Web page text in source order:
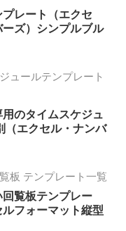
レート（エクセ
ーズ）シンプルブル
ュールテンプレート
のタイムスケジュ
（エクセル・ナンバ
板 テンプレート一覧
覧板テンプレー
ルフォーマット縦型